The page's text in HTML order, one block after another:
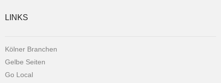
LINKS
Kölner Branchen
Gelbe Seiten
Go Local